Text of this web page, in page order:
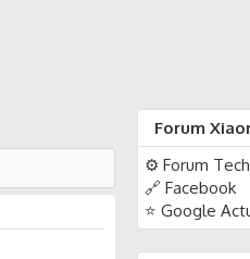
Forum
⚙️ Forum
🔗 Facebook
⭐ Google